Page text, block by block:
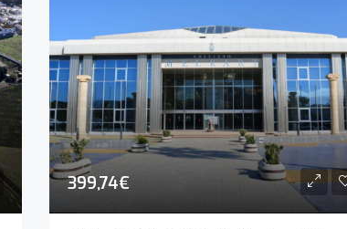
399,74€